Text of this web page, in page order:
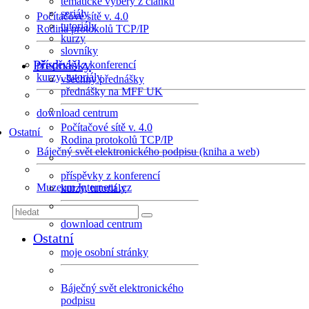
Počítačové sítě v. 4.0
Rodina protokolů TCP/IP
příspěvky z konferencí
kurzy, tutoriály
download centrum
Ostatní
Báječný svět elektronického podpisu (kniha a web)
Muzeum Internetu .cz
seriály
tutoriály
kurzy
slovníky
Přednášky
všechny přednášky
přednášky na MFF UK
Počítačové sítě v. 4.0
Rodina protokolů TCP/IP
příspěvky z konferencí
kurzy, tutoriály
download centrum
Ostatní
moje osobní stránky
Báječný svět elektronického
podpisu